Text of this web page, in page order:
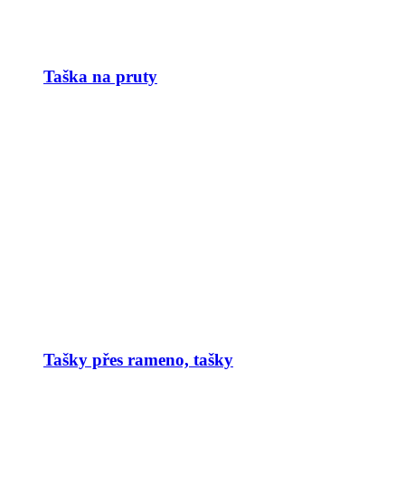
Taška na pruty
Tašky přes rameno, tašky